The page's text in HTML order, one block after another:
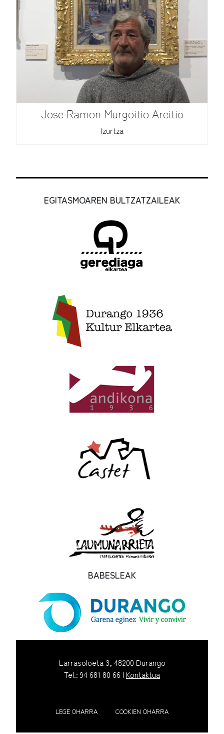
Jose Ramon Murgoitio Areitio
Izurtza
EGITASMOAREN BULTZATZAILEAK
BABESLEAK
Larrasoloeta 3, 48200 Durango
Tel.: 94 681 80 66 | Kontaktua
LEGE OHARRA COOKIEN OHARRA